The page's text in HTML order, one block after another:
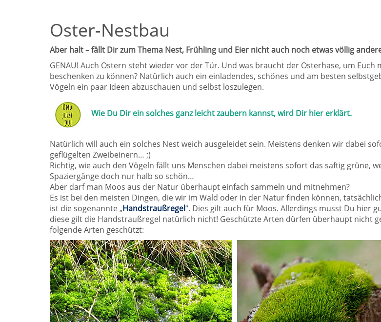
Oster-Nestbau
Aber halt – fällt Dir zum Thema Nest, Frühling und Eier nicht auch noch etwas völlig
GENAU! Auch Ostern steht wieder vor der Tür. Und was braucht der Osterhase, um
beschenken zu können? Natürlich auch ein einladendes, schönes und am besten
Vögeln ein paar Ideen abzuschauen und selbst loszulegen.
Wie Du Dir ein solches ganz leicht zaubern kannst, wird Dir hier erklärt.
Natürlich will auch ein solches Nest weich ausgeleidet sein. Meistens denken wir dabei
geflügelten Zweibeinern… ;)
Richtig, wie auch den Vögeln fällt uns Menschen dabei meistens sofort das saftig grüne,
Spaziergänge doch nur halb so schön…
Aber darf man Moos aus der Natur überhaupt einfach sammeln und mitnehmen?
Es ist bei den meisten Dingen, die wir im Wald oder in der Natur finden können,
ist die sogenannte „Handstraußregel“. Dies gilt auch für Moos. Allerdings musst Du hier
diese gilt die Handstraußregel natürlich nicht! Geschützte Arten dürfen überhaupt nicht
folgende Arten geschützt: